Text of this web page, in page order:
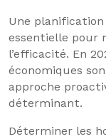
Une
essentielle pour
l’efficacité. En
économiques
approche
déterminant.
Déterminer les